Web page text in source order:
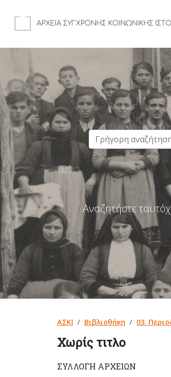
Αναζητήστε
ΑΣΚΙ Βιβλιοθήκη 03.
Χωρίς τιτλο
ΣΥΛΛΟΓΉ ΑΡΧΕΊΩΝ